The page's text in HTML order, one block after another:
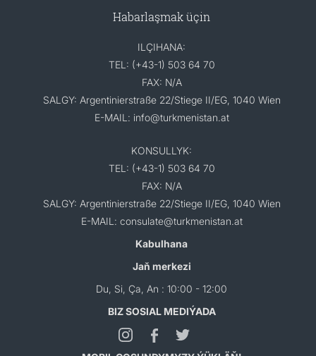
Habarlaşmak üçin
ILÇIHANA:
TEL: (+43-1) 503 64 70
FAX: N/A
SALGY: Argentinierstraße 22/Stiege II/EG, 1040 Wien
E-MAIL: info@turkmenistan.at
KONSULLYK:
TEL: (+43-1) 503 64 70
FAX: N/A
SALGY: Argentinierstraße 22/Stiege II/EG, 1040 Wien
E-MAIL: consulate@turkmenistan.at
Kabulhana
Jaň merkezi
Du, Si, Ça, An : 10:00 - 12:00
BIZ SOSIAL MEDIÝADA